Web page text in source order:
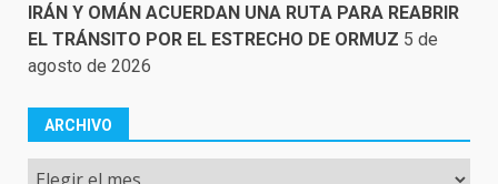
IRÁN Y OMÁN ACUERDAN UNA RUTA PARA REABRIR
EL TRÁNSITO POR EL ESTRECHO DE ORMUZ 5 de
agosto de 2026
ARCHIVO
Archivo